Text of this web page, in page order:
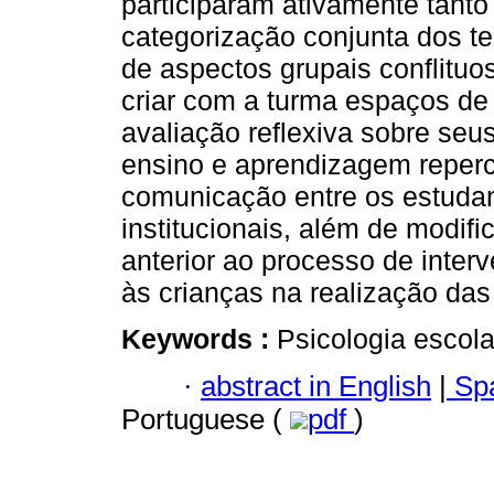
categorização conjunta dos
de aspectos grupais
criar com a turma espaços
avaliação reflexiva sobre
ensino e aprendizagem
comunicação entre os
institucionais, além de
anterior ao processo de
às crianças na realização
Keywords : Psicologia
· abstract in English |
Portuguese (
pdf )